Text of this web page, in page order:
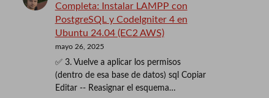
Completa: Instalar LAMPP con
PostgreSQL y CodeIgniter 4 en
Ubuntu 24.04 (EC2 AWS)
mayo 26, 2025
✅ 3. Vuelve a aplicar los permisos
(dentro de esa base de datos) sql Copiar
Editar -- Reasignar el esquema…